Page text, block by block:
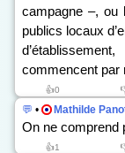
campagne –, ou
publics locaux
commencent par
👍0
💬 • Mathilde
On ne comprend
👍1